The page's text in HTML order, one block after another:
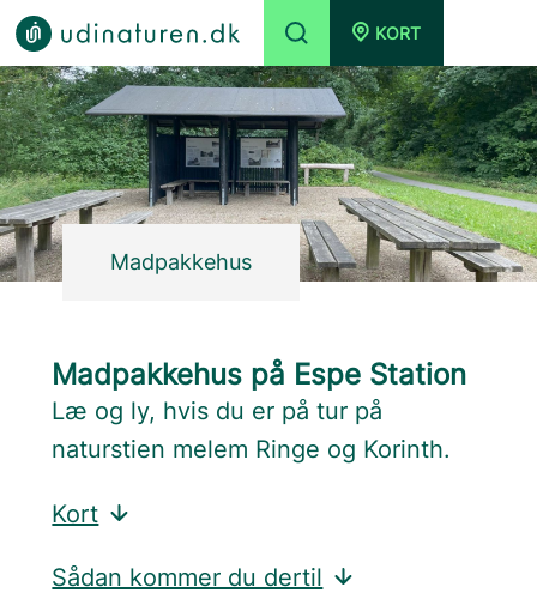
KORT
Madpakkehus
Madpakkehus på Espe Station
Læ og ly, hvis du er på tur på
naturstien melem Ringe og Korinth.
Kort
Sådan kommer du dertil